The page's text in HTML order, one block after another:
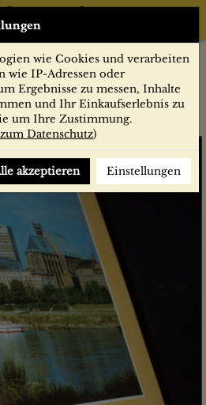
wie Cookies und verarbeiten
wie IP-Adressen oder
Ergebnisse zu messen, Inhalte
und Ihr Einkaufserlebnis zu
um Ihre Zustimmung.
Datenschutz)
akzeptieren Einstellungen
: zwischen Elbe u. Saale, Börde u.
von Johannes Braun. Zsgest. u.